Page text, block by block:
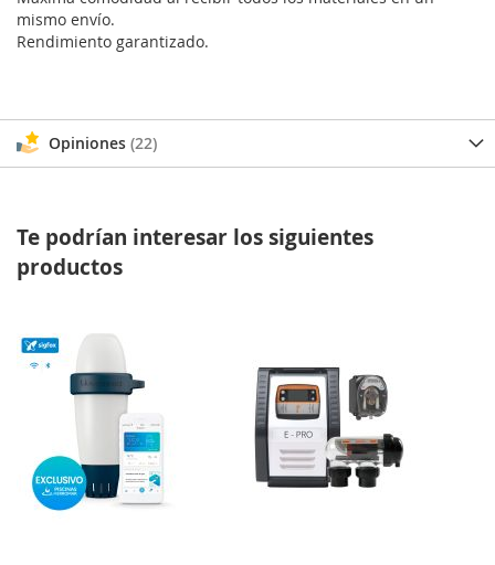
mismo envío.
Rendimiento garantizado.
Opiniones 22
Te podrían interesar los siguientes
productos